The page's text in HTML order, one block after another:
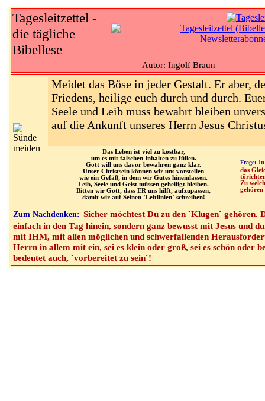
Tagesleitzettel -
die tägliche
Bibellese
Autor: Ingolf Braun
Meidet das Böse in jeder Gestalt. Er aber,
Friedens, heilige euch durch und durch.
Seele und Leib muss bewahrt bleiben
auf die Ankunft unseres Herrn Jesus
Das Leben ist viel zu kostbar,
um es mit falschen Inhalten zu füllen.
Gott will uns davor bewahren ganz klar.
Unser Christsein können wir uns vorstellen
wie ein Gefäß, in dem wir Gutes hineinlassen.
Leib, Seele und Geist müssen geheiligt bleiben.
Bitten wir Gott, dass ER uns hilft, aufzupassen,
damit wir auf Seinen `Leitlinien` schreiben!
Frage: In
das
Zu
gehören
Zum Nachdenken: Sicher möchtest Du zu den `Klugen` gehören.
einfach in den Tag hinein, sondern ganz bewusst mit Jesus und
mit IHM, mit allen möglichen und schwerfallenden
Herrn in allem mit ein, sei es klein oder groß, sei es schön oder
bedeutet auch, `vorbereitet zu sein`!